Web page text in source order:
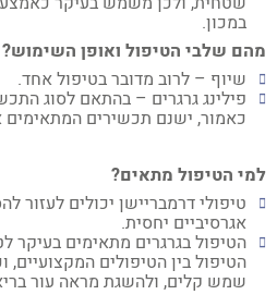
במכון.
שלבי הטיפול ואופן השימוש?
שיוף – לרוב מדובר בטיפול אחד.
פילינג גרגרים – בהתאם לסוג
כאמור, ישנם תכשירים המתאימים
הטיפול מתאים?
טיפולי דרמבריישן יכולים לעזור
אגרסיביים יחסית.
הטיפול בגרגרים מתאימים בעיקר
הטיפול בין הטיפולים המקצועיים,
שמש קלים, ולהשגת מראה עור בריא